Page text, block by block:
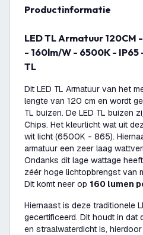
productinformatie
LED TL Armatuur 120CM - 2x12W - 3840 Lumen
- 160lm/W - 6500K - IP65
TL
Dit LED TL Armatuur van het
lengte van 120 cm en wordt
TL buizen. De LED TL buizen
Chips. Het kleurlicht wat uit
wit licht (6500K - 865).
armatuur een zeer laag
Ondanks dit lage wattage
zéér hoge lichtopbrengst van
Dit komt neer op 160 lumen
Hiernaast is deze traditionele
gecertificeerd. Dit houdt in dat
en straalwaterdicht is,